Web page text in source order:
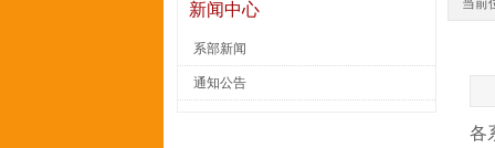
新闻中心
系部新闻
通知公告
当前
各